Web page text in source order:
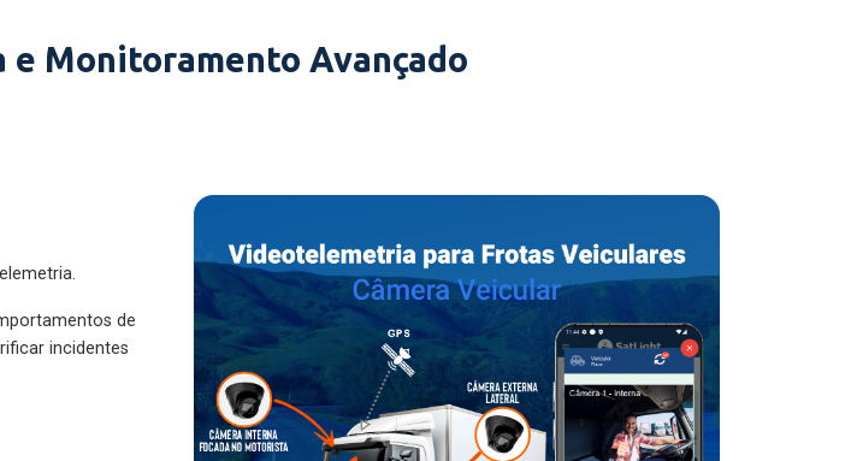
Monitoramento Avançado
de
incidentes